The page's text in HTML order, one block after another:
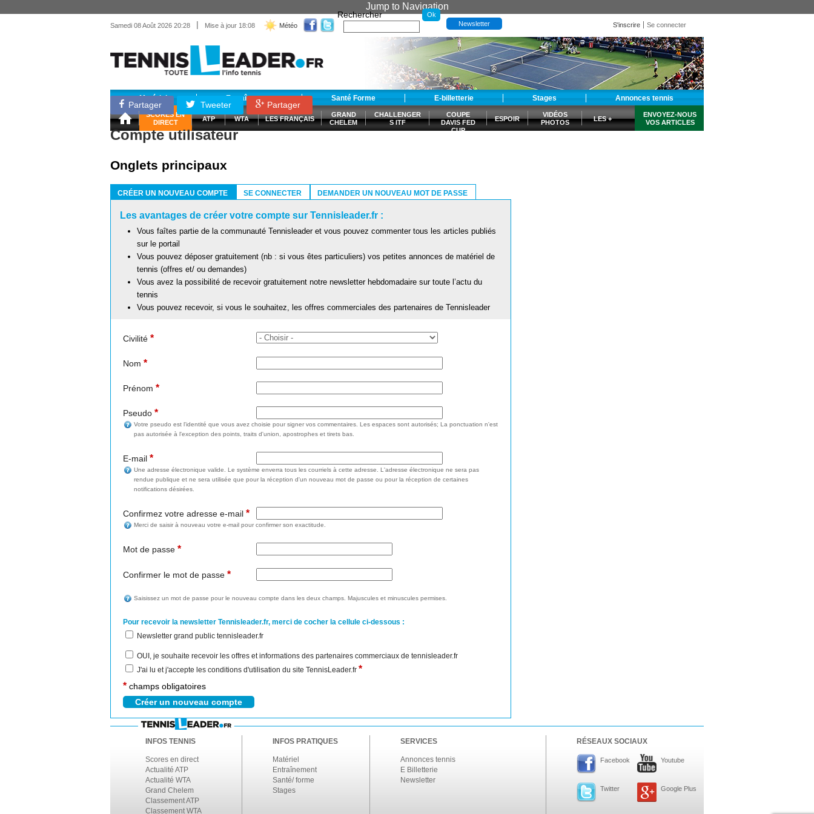
Jump to Navigation
Samedi 08 Août 2026 20:28 | Mise à jour 18:08 Météo
Rechercher
Newsletter S'inscrire Se connecter
Matériel Entraînement Santé Forme E-billetterie Stages Annonces tennis
SCORES EN
DIRECT
ATP WTA LES FRANÇAIS
GRAND
CHELEM
CHALLENGER
S ITF
COUPE
DAVIS FED
CUP
ESPOIR
VIDÉOS
PHOTOS
LES +
ENVOYEZ-NOUS
VOS ARTICLES
Partager Tweeter Partager
Compte utilisateur
Onglets principaux
CRÉER UN NOUVEAU COMPTE
SE CONNECTER DEMANDER UN NOUVEAU MOT DE PASSE
Les avantages de créer votre compte sur Tennisleader.fr :
Vous faîtes partie de la communauté Tennisleader et vous pouvez commenter tous les articles publiés
sur le portail
Vous pouvez déposer gratuitement (nb : si vous êtes particuliers) vos petites annonces de matériel de
tennis (offres et/ ou demandes)
Vous avez la possibilité de recevoir gratuitement notre newsletter hebdomadaire sur toute l’actu du
tennis
Vous pouvez recevoir, si vous le souhaitez, les offres commerciales des partenaires de Tennisleader
Civilité *
Nom *
Prénom *
Pseudo *
Votre pseudo est l'identité que vous avez choisie pour signer vos commentaires. Les espaces sont autorisés; La ponctuation n'est
pas autorisée à l'exception des points, traits d'union, apostrophes et tirets bas.
E-mail *
Une adresse électronique valide. Le système enverra tous les courriels à cette adresse. L'adresse électronique ne sera pas
rendue publique et ne sera utilisée que pour la réception d'un nouveau mot de passe ou pour la réception de certaines
notifications désirées.
Confirmez votre adresse e-mail *
Merci de saisir à nouveau votre e-mail pour confirmer son exactitude.
Mot de passe *
Confirmer le mot de passe *
Saisissez un mot de passe pour le nouveau compte dans les deux champs. Majuscules et minuscules permises.
Pour recevoir la newsletter Tennisleader.fr, merci de cocher la cellule ci-dessous :
Newsletter grand public tennisleader.fr
OUI, je souhaite recevoir les offres et informations des partenaires commerciaux de tennisleader.fr
J'ai lu et j'accepte les conditions d'utilisation du site TennisLeader.fr *
* champs obligatoires
INFOS TENNIS
Scores en direct
Actualité ATP
Actualité WTA
Grand Chelem
Classement ATP
Classement WTA
INFOS PRATIQUES
Matériel
Entraînement
Santé/ forme
Stages
SERVICES
Annonces tennis
E Billetterie
Newsletter
RÉSEAUX SOCIAUX
Facebook Youtube
Twitter Google Plus